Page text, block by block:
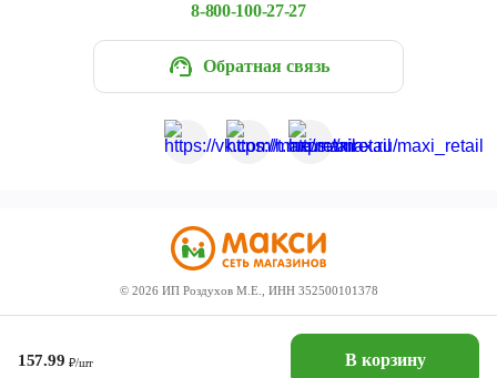
157.99 ₽/шт В корзину
8-800-100-27-27
Обратная связь
© 2026 ИП Роздухов М.Е., ИНН 352500101378